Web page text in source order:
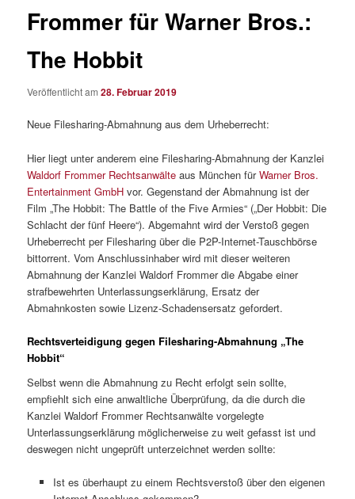
Frommer für Warner Bros.:
The Hobbit
Veröffentlicht am28. Februar 2019
Neue Filesharing-Abmahnung aus dem Urheberrecht:
Hier liegt unter anderem eine Filesharing-Abmahnung der Kanzlei
Waldorf Frommer Rechtsanwälte aus München fürWarner Bros.
Entertainment GmbH vor. Gegenstand der Abmahnung ist der
Film „The Hobbit: The Battle of the Five Armies“ („Der Hobbit: Die
Schlacht der fünf Heere“). Abgemahnt wird der Verstoß gegen
Urheberrecht per Filesharing über die P2P-Internet-Tauschbörse
bittorrent. Vom Anschlussinhaber wird mit dieser weiteren
Abmahnung der Kanzlei Waldorf Frommer die Abgabe einer
strafbewehrten Unterlassungserklärung, Ersatz der
Abmahnkosten sowie Lizenz-Schadensersatz gefordert.
Rechtsverteidigung gegen Filesharing-Abmahnung „The
Hobbit“
Selbst wenn die Abmahnung zu Recht erfolgt sein sollte,
empfiehlt sich eine anwaltliche Überprüfung, da die durch die
Kanzlei Waldorf Frommer Rechtsanwälte vorgelegte
Unterlassungserklärung möglicherweise zu weit gefasst ist und
deswegen nicht ungeprüft unterzeichnet werden sollte:
Ist es überhaupt zu einem Rechtsverstoß über den eigenen